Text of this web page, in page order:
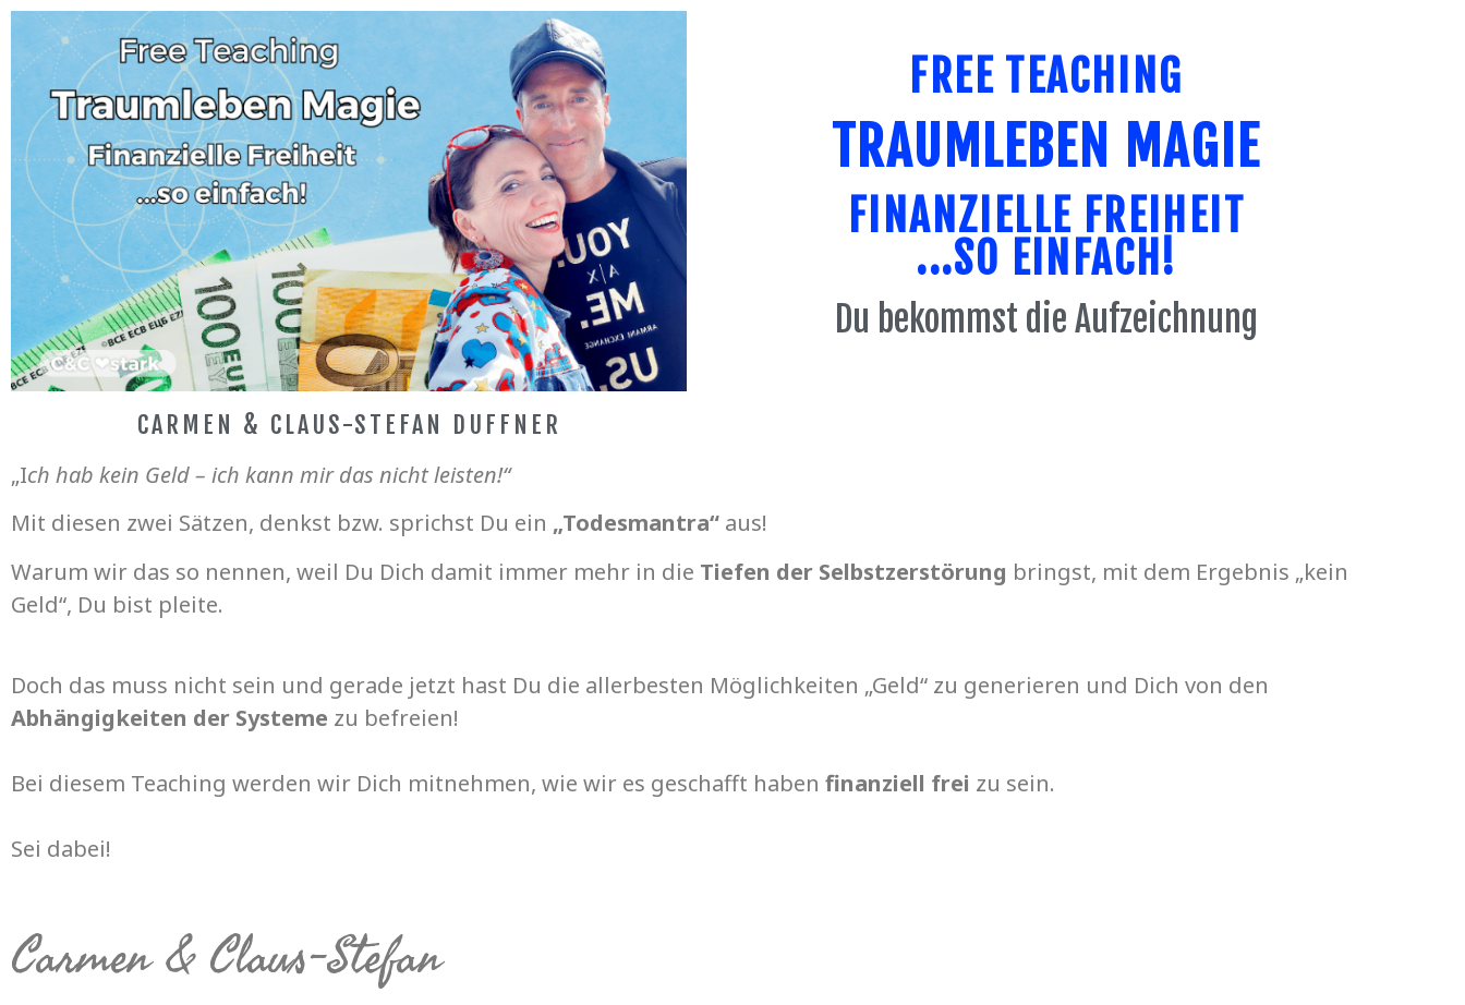
CARMEN & CLAUS-STEFAN DUFFNER
FREE TEACHING
TRAUMLEBEN MAGIE
FINANZIELLE FREIHEIT
...SO EINFACH!
Du bekommst die Aufzeichnung
„Ich hab kein Geld – ich kann mir das nicht leisten!“
Mit diesen zwei Sätzen, denkst bzw. sprichst Du ein „Todesmantra“ aus!
Warum wir das so nennen, weil Du Dich damit immer mehr in die Tiefen der Selbstzerstörung bringst, mit dem Ergebnis „kein
Geld“, Du bist pleite.
Doch das muss nicht sein und gerade jetzt hast Du die allerbesten Möglichkeiten „Geld“ zu generieren und Dich von den
Abhängigkeiten der Systeme zu befreien!
Bei diesem Teaching werden wir Dich mitnehmen, wie wir es geschafft haben finanziell frei zu sein.
Sei dabei!
Carmen & Claus-Stefan